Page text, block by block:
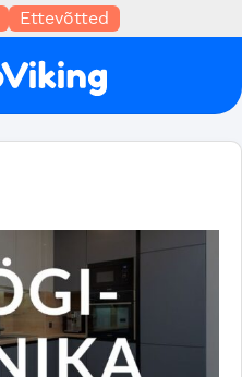
Ettevõtted